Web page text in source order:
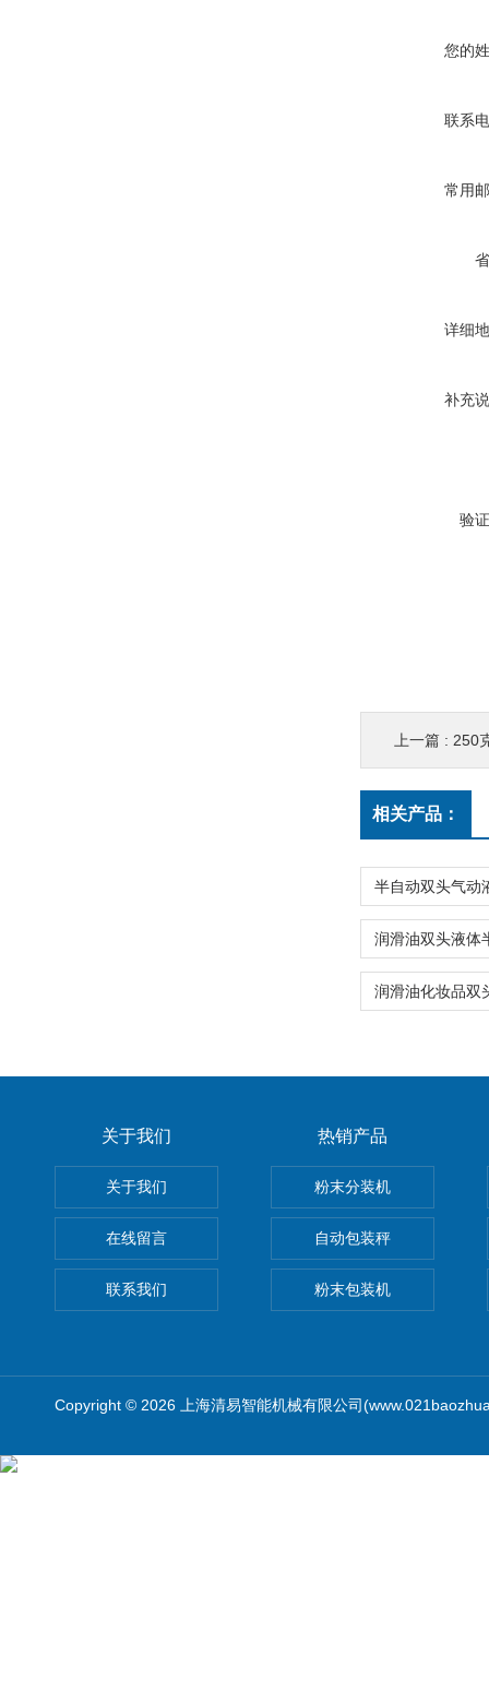
您的
联系
常用
详细
补充
验
上一篇 : 250
相关产品：
关于我们
关于我们
在线留言
联系我们
热销产品
粉末分装机
自动包装秤
粉末包装机
Copyright © 2026 上海清易智能机械有限公司